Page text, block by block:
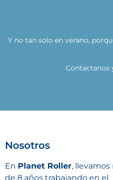
Y no tan solo en verano,
Contactanos
Nosotros
En Planet Roller, llevamos
de 8 años trabajando en el